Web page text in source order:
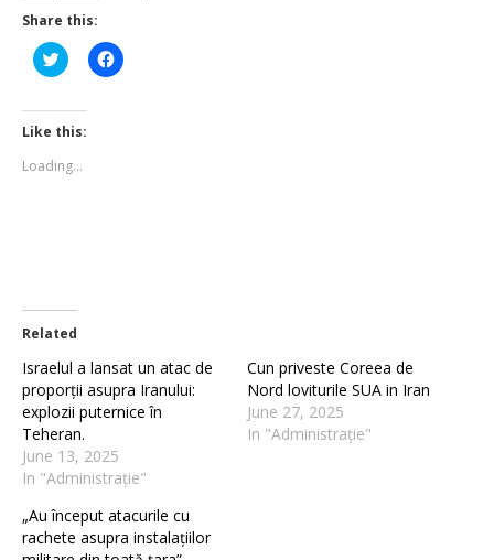
Share this:
Click
to
Twitter
(Opens
in
window)
Click
to
Like this:
Loading...
Related
Israelul a lansat un atac de
proporții asupra Iranului:
explozii puternice în
Teheran.
June 13, 2025
In "Administrație"
Cun priveste Coreea de
Nord loviturile SUA in Iran
June 27, 2025
In "Administrație"
„Au început atacurile cu
rachete asupra instalațiilor